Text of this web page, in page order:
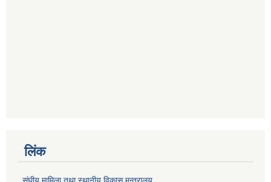
लिंक
संघीय मामिला तथा स्थानीय विकास मन्त्रालय